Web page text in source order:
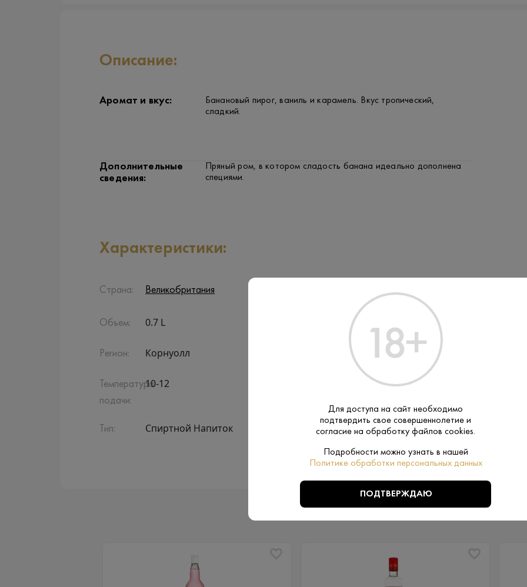
Описание:
Аромат и вкус:
Банановый пирог, ваниль и карамель. Вкус тропический,
сладкий.
Дополнительные
сведения:
Пряный ром, в котором сладость банана идеально дополнена
специями.
Характеристики:
Страна: Великобритания Halewood
Объем: 0.7 L Крепость:
Регион: Корнуолл Бренд: Dead Man's
Температура
подачи:
10-12
Тип: Спиртной Напиток
Для доступа на сайт необходимо
подтвердить свое совершеннолетие и
согласие на обработку файлов cookies.
Подробности можно узнать в нашей
Политике обработки персональных данных
ПОДТВЕРЖДАЮ